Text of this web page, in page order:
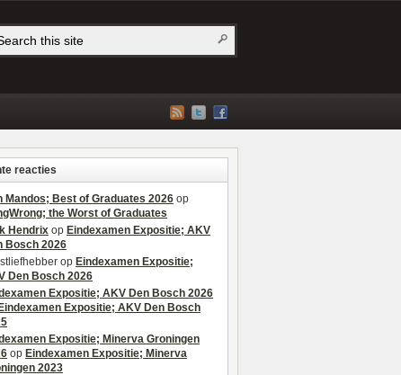
reacties
Mandos; Best of Graduates 2026 op
the Worst of Graduates
Hendrix op Eindexamen Expositie; AKV
Bosch 2026
op Eindexamen Expositie;
Den Bosch 2026
Expositie; AKV Den Bosch 2026
Eindexamen Expositie; AKV Den Bosch
Expositie; Minerva Groningen
op Eindexamen Expositie; Minerva
2023